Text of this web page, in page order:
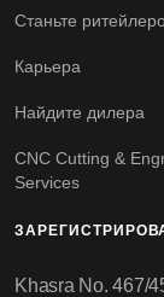
Станьте
Карьера
Найдите дилера
CNC Cutting &
Services
Khasra No. 467/